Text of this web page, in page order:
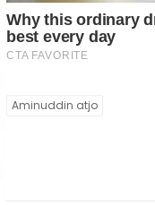
Aminuddin atjo